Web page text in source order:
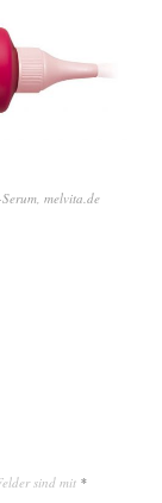
melvita.de
sind mit *